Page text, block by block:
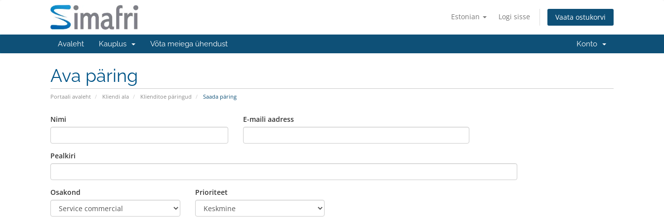
Estonian Logi sisse Vaata ostukorvi
Avaleht Kauplus Võta meiega ühendust Konto
Ava päring
Portaali avaleht Kliendi ala Klienditoe päringud Saada päring
Nimi E-maili aadress
Pealkiri
Osakond Prioriteet